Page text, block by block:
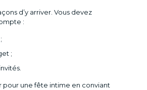
d’y arriver. Vous devez
:
;
pour une fête intime en conviant